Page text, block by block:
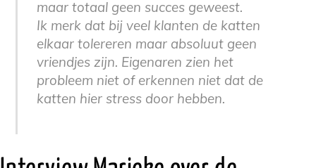
maar totaal geen succes geweest.
Ik merk dat bij veel klanten de katten
elkaar tolereren maar absoluut geen
vriendjes zijn. Eigenaren zien het
probleem niet of erkennen niet dat de
katten hier stress door hebben.